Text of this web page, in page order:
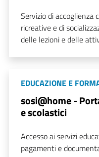
Servizio di accoglienza
ricreative e di
delle lezioni e delle
EDUCAZIONE E
sosi@home -
e scolastici
Accesso ai servizi
pagamenti e